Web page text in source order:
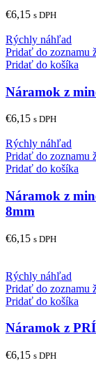
€6,15 s DPH
Rýchly náhľad
Pridať do zoznamu
Pridať do košíka
Náramok z
€6,15 s DPH
Rýchly náhľad
Pridať do zoznamu
Pridať do košíka
Náramok z
8mm
€6,15 s DPH
Rýchly náhľad
Pridať do zoznamu
Pridať do košíka
Náramok z
€6,15 s DPH